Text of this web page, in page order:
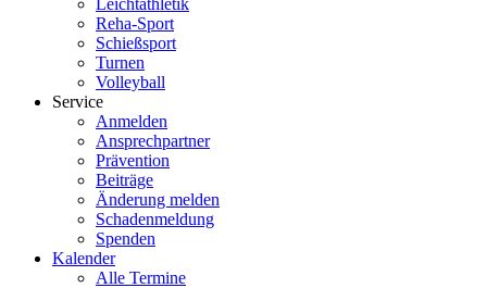
Leichtathletik
Reha-Sport
Schießsport
Turnen
Volleyball
Service
Anmelden
Ansprechpartner
Prävention
Beiträge
Änderung melden
Schadenmeldung
Spenden
Kalender
Alle Termine